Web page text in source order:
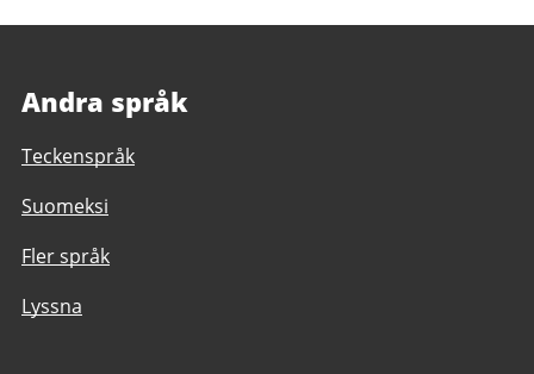
Andra språk
Teckenspråk
Suomeksi
Fler språk
Lyssna